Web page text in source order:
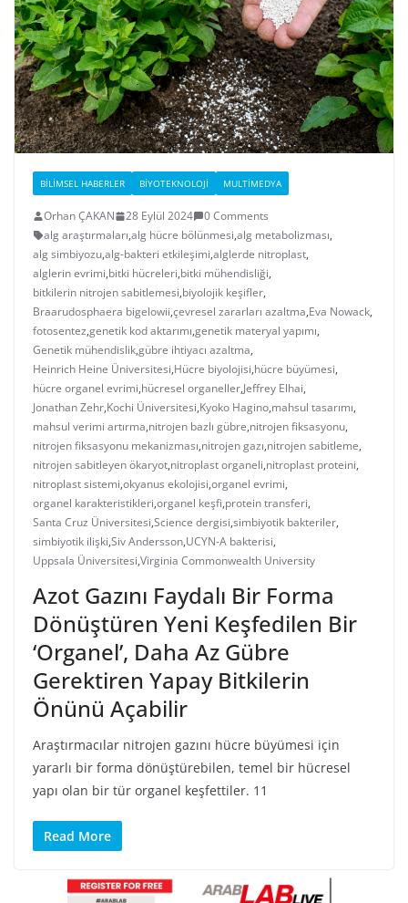
BILIMSEL HABERLER BIYOTEKNOLOJI MULTIMEDYA
Orhan ÇAKAN 28 Eylül 2024
0 Comments
alg araştırmaları,alg hücre bölünmesi,alg metabolizması,
alg simbiyozu,alg-bakteri etkileşimi,alglerde nitroplast,
alglerin evrimi,bitki hücreleri,bitki mühendisliği,
bitkilerin nitrojen sabitlemesi,biyolojik keşifler,
Braarudosphaera bigelowii,çevresel zararları azaltma,Eva Nowack,
fotosentez,genetik kod aktarımı,genetik materyal yapımı,
Genetik mühendislik,gübre ihtiyacı azaltma,
Heinrich Heine Üniversitesi,Hücre biyolojisi,hücre büyümesi,
hücre organel evrimi,hücresel organeller,Jeffrey Elhai,
Jonathan Zehr,Kochi Üniversitesi,Kyoko Hagino,mahsul tasarımı,
mahsul verimi artırma,nitrojen bazlı gübre,nitrojen fiksasyonu,
nitrojen fiksasyonu mekanizması,nitrojen gazı,nitrojen sabitleme,
nitrojen sabitleyen ökaryot,nitroplast organeli,nitroplast proteini,
nitroplast sistemi,okyanus ekolojisi,organel evrimi,
organel karakteristikleri,organel keşfi,protein transferi,
Santa Cruz Üniversitesi,Science dergisi,simbiyotik bakteriler,
simbiyotik ilişki,Siv Andersson,UCYN-A bakterisi,
Uppsala Üniversitesi,Virginia Commonwealth University
Azot Gazını Faydalı Bir Forma
Dönüştüren Yeni Keşfedilen Bir
‘Organel’, Daha Az Gübre
Gerektiren Yapay Bitkilerin
Önünü Açabilir
Araştırmacılar nitrojen gazını hücre büyümesi için
yararlı bir forma dönüştürebilen, temel bir hücresel
yapı olan bir tür organel keşfettiler. 11
Read More